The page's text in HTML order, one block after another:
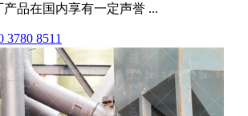
品在国内享有一定声誉 ...
3780 8511